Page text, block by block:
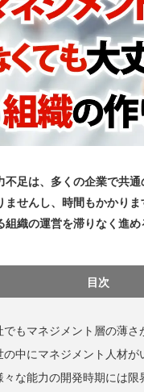
足は、多くの企業で共通
ませんし、時間もかかり
織の運営を滞りなく進め
目次
でもマネジメント層の薄さ
の中にマネジメント人材が
々な能力の開発時期には限